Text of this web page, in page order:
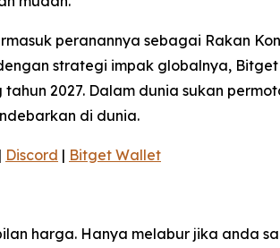
peranannya sebagai Rakan
strategi impak globalnya,
2027. Dalam dunia sukan
di dunia.
| Discord | Bitget Wallet
harga. Hanya melabur jika anda